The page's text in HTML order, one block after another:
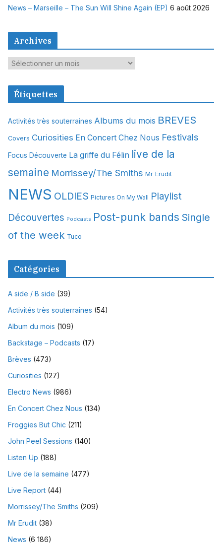
News – Marseille – The Sun Will Shine Again (EP) 6 août 2026
Archives
A
c
v
e
Étiquettes
Activités très souterraines Albums du mois BREVES
Covers Curiosities En Concert Chez Nous Festivals
Focus Découverte La griffe du Félin live de la
semaine Morrissey/The Smiths Mr Erudit
NEWS OLDIES Pictures On My Wall Playlist
Découvertes Podcasts Post-punk bands Single
of the week Tuco
Catégories
A side / B side (39)
Activités très souterraines (54)
Album du mois (109)
Backstage – Podcasts (17)
Brèves (473)
Curiosities (127)
Electro News (986)
En Concert Chez Nous (134)
Froggies But Chic (211)
John Peel Sessions (140)
Listen Up (188)
Live de la semaine (477)
Live Report (44)
Morrissey/The Smiths (209)
Mr Erudit (38)
News (6 186)